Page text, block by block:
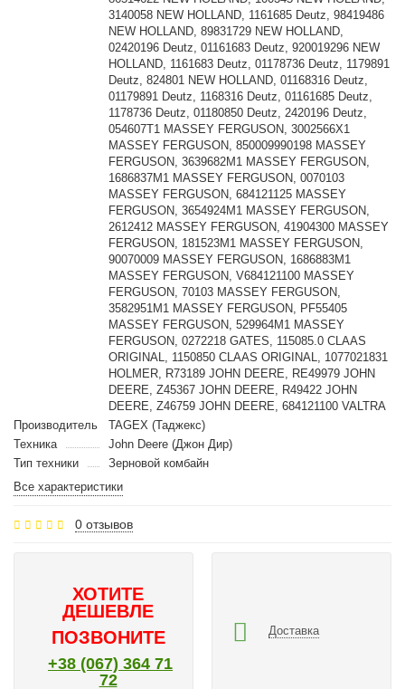
3140058 NEW HOLLAND, 1161685 Deutz, 98419486
NEW HOLLAND, 89831729 NEW HOLLAND,
02420196 Deutz, 01161683 Deutz, 920019296 NEW
HOLLAND, 1161683 Deutz, 01178736 Deutz, 1179891
Deutz, 824801 NEW HOLLAND, 01168316 Deutz,
01179891 Deutz, 1168316 Deutz, 01161685 Deutz,
1178736 Deutz, 01180850 Deutz, 2420196 Deutz,
054607T1 MASSEY FERGUSON, 3002566X1
MASSEY FERGUSON, 850009990198 MASSEY
FERGUSON, 3639682M1 MASSEY FERGUSON,
1686837M1 MASSEY FERGUSON, 0070103
MASSEY FERGUSON, 684121125 MASSEY
FERGUSON, 3654924M1 MASSEY FERGUSON,
2612412 MASSEY FERGUSON, 41904300 MASSEY
FERGUSON, 181523M1 MASSEY FERGUSON,
90070009 MASSEY FERGUSON, 1686883M1
MASSEY FERGUSON, V684121100 MASSEY
FERGUSON, 70103 MASSEY FERGUSON,
3582951M1 MASSEY FERGUSON, PF55405
MASSEY FERGUSON, 529964M1 MASSEY
FERGUSON, 0272218 GATES, 115085.0 CLAAS
ORIGINAL, 1150850 CLAAS ORIGINAL, 1077021831
HOLMER, R73189 JOHN DEERE, RE49979 JOHN
DEERE, Z45367 JOHN DEERE, R49422 JOHN
DEERE, Z46759 JOHN DEERE, 684121100 VALTRA
Производитель
TAGEX (Таджекс)
Техника
John Deere (Джон Дир)
Тип техники
Зерновой комбайн
Все характеристики
0 отзывов
ХОТИТЕ
ДЕШЕВЛЕ
ПОЗВОНИТЕ
+38 (067) 364 71
72
Доставка